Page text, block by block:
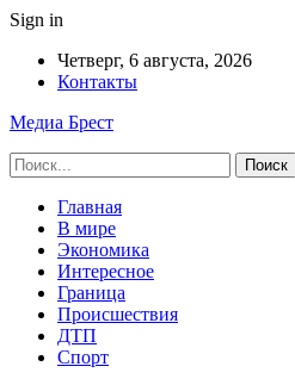
Sign in
Четверг, 6 августа, 2026
Контакты
Медиа Брест
Главная
В мире
Экономика
Интересное
Граница
Происшествия
ДТП
Спорт